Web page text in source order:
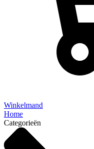
Winkelmand
Home
Categorieën